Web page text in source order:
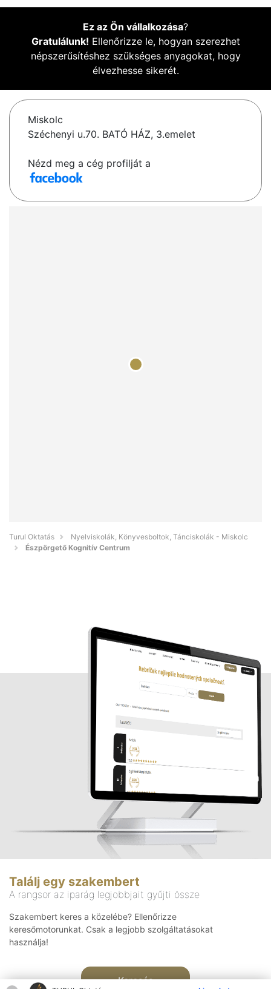
Ez az Ön vállalkozása?
Gratulálunk! Ellenőrizze le, hogyan szerezhet
népszerűsítéshez szükséges anyagokat, hogy
élvezhesse sikerét.
Miskolc
Széchenyi u.70. BATÓ HÁZ, 3.emelet
Nézd meg a cég profilját a
Turul Oktatás
Nyelviskolák, Könyvesboltok, Tánciskolák - Miskolc
Észpörgető Kognitív Centrum
Találj egy szakembert
A rangsor az iparág legjobbjait gyűjti össze
Szakembert keres a közelébe? Ellenőrizze
keresőmotorunkat. Csak a legjobb szolgáltatásokat
használja!
Keresés